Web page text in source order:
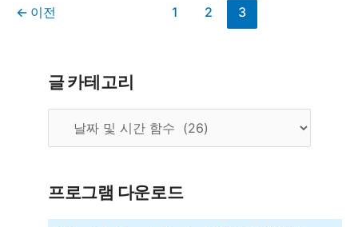
오
← 이전 1 2 3
글 카테고리
테
리
프로그램 다운로드